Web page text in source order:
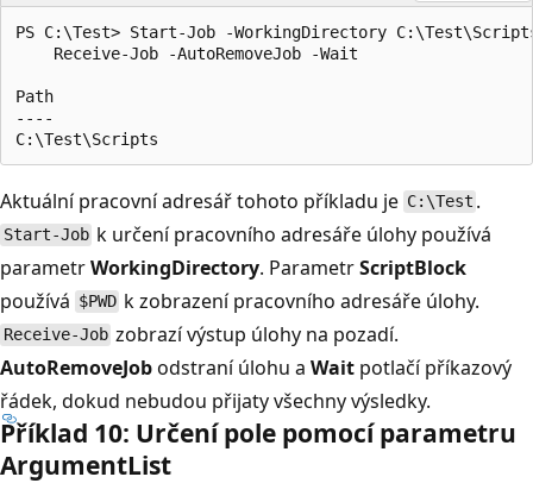
PS C:\Test> Start-Job -WorkingDirectory
    Receive-Job -AutoRemoveJob -Wait
Path
----
Aktuální pracovní adresář tohoto příkladu je C:\Test .
Start-Job k určení pracovního adresáře úlohy používá
parametrWorkingDirectory. ParametrScriptBlock
používá $PWD k zobrazení pracovního adresáře úlohy.
Receive-Job zobrazí výstup úlohy na pozadí.
AutoRemoveJobodstraní úlohu a Wait potlačí příkazový
řádek, dokud nebudou přijaty všechny výsledky.
Příklad 10: Určení pole pomocí parametru
ArgumentList